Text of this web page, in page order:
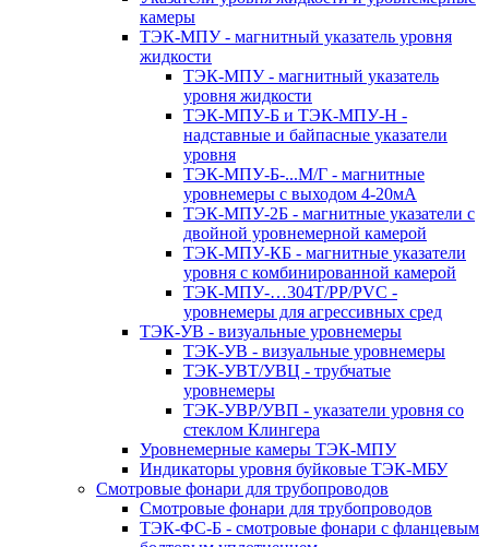
камеры
ТЭК-МПУ - магнитный указатель уровня
жидкости
ТЭК-МПУ - магнитный указатель
уровня жидкости
ТЭК-МПУ-Б и ТЭК-МПУ-Н -
надставные и байпасные указатели
уровня
ТЭК-МПУ-Б-...М/Г - магнитные
уровнемеры с выходом 4-20мА
ТЭК-МПУ-2Б - магнитные указатели с
двойной уровнемерной камерой
ТЭК-МПУ-КБ - магнитные указатели
уровня с комбинированной камерой
ТЭК-МПУ-…304Т/PP/PVC -
уровнемеры для агрессивных сред
ТЭК-УВ - визуальные уровнемеры
ТЭК-УВ - визуальные уровнемеры
ТЭК-УВТ/УВЦ - трубчатые
уровнемеры
ТЭК-УВР/УВП - указатели уровня со
стеклом Клингера
Уровнемерные камеры ТЭК-МПУ
Индикаторы уровня буйковые ТЭК-МБУ
Смотровые фонари для трубопроводов
Смотровые фонари для трубопроводов
ТЭК-ФС-Б - смотровые фонари с фланцевым